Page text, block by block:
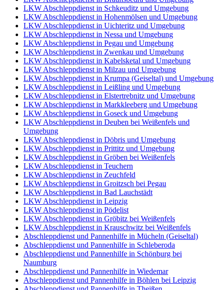
LKW Abschleppdienst in Schkeuditz und Umgebung
LKW Abschleppdienst in Hohenmölsen und Umgebung
LKW Abschleppdienst in Uichteritz und Umgebung
LKW Abschleppdienst in Nessa und Umgebung
LKW Abschleppdienst in Pegau und Umgebung
LKW Abschleppdienst in Zwenkau und Umgebung
LKW Abschleppdienst in Kabelsketal und Umgebung
LKW Abschleppdienst in Milzau und Umgebung
LKW Abschleppdienst in Krumpa (Geiseltal) und Umgebung
LKW Abschleppdienst in Leißling und Umgebung
LKW Abschleppdienst in Elstertrebnitz und Umgebung
LKW Abschleppdienst in Markkleeberg und Umgebung
LKW Abschleppdienst in Goseck und Umgebung
LKW Abschleppdienst in Deuben bei Weißenfels und
Umgebung
LKW Abschleppdienst in Döbris und Umgebung
LKW Abschleppdienst in Prittitz und Umgebung
LKW Abschleppdienst in Gröben bei Weißenfels
LKW Abschleppdienst in Teuchern
LKW Abschleppdienst in Zeuchfeld
LKW Abschleppdienst in Groitzsch bei Pegau
LKW Abschleppdienst in Bad Lauchstädt
LKW Abschleppdienst in Leipzig
LKW Abschleppdienst in Pödelist
LKW Abschleppdienst in Gröbitz bei Weißenfels
LKW Abschleppdienst in Krauschwitz bei Weißenfels
Abschleppdienst und Pannenhilfe in Mücheln (Geiseltal)
Abschleppdienst und Pannenhilfe in Schleberoda
Abschleppdienst und Pannenhilfe in Schönburg bei
Naumburg
Abschleppdienst und Pannenhilfe in Wiedemar
Abschleppdienst und Pannenhilfe in Böhlen bei Leipzig